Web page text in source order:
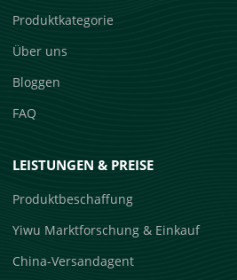
Produktkategorie
Über uns
Bloggen
FAQ
LEISTUNGEN & PREISE
Produktbeschaffung
Yiwu Marktforschung & Einkauf
China-Versandagent